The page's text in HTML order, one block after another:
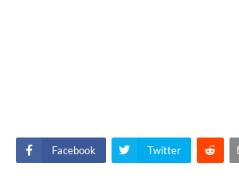
Facebook Twitter